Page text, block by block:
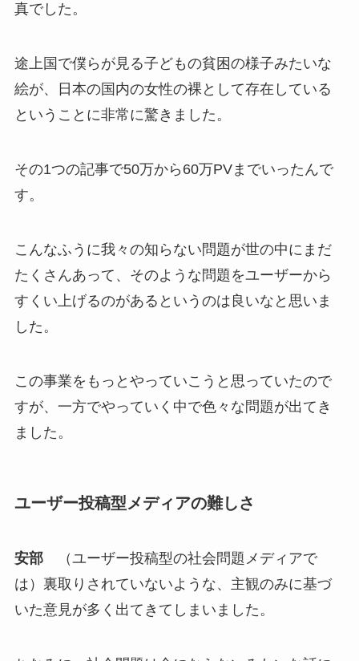
真でした。
途上国で僕らが見る子どもの貧困の様子みたいな
絵が、日本の国内の女性の裸として存在している
ということに非常に驚きました。
その1つの記事で50万から60万PVまでいったんで
す。
こんなふうに我々の知らない問題が世の中にまだ
たくさんあって、そのような問題をユーザーから
すくい上げるのがあるというのは良いなと思いま
した。
この事業をもっとやっていこうと思っていたので
すが、一方でやっていく中で色々な問題が出てき
ました。
ユーザー投稿型メディアの難しさ
安部（ユーザー投稿型の社会問題メディアで
は）裏取りされていないような、主観のみに基づ
いた意見が多く出てきてしまいました。